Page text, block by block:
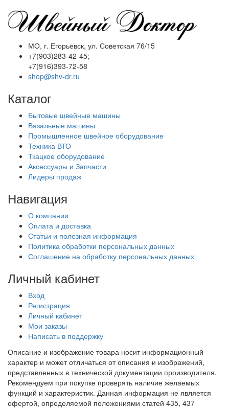
МО, г. Егорьевск, ул. Советская 76/15
+7(903)283-42-45;
+7(916)393-72-58
shop@shv-dr.ru
Каталог
Бытовые швейные машины
Вязальные машины
Промышленное швейное оборудование
Техника ВТО
Ткацкое оборудование
Аксессуары и Запчасти
Лидеры продаж
Навигация
О компании
Оплата и доставка
Статьи и полезная информация
Политика обработки персональных данных
Соглашение на обработку персональных данных
Личный кабинет
Вход
Регистрация
Личный кабинет
Мои заказы
Написать в поддержку
Описание и изображение товара носит информационный
характер и может отличаться от описания и изображений,
представленных в технической документации производителя.
Рекомендуем при покупке проверять наличие желаемых
функций и характеристик. Данная информация не является
офертой, определяемой положениями статей 435, 437